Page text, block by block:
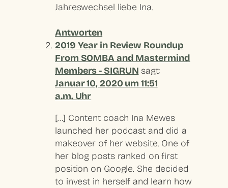
Jahreswechsel liebe Ina.
Antworten
2019 Year in Review Roundup
From SOMBA and Mastermind
Members - SIGRUN sagt:
Januar 10, 2020 um 11:51
a.m. Uhr
[…] Content coach Ina Mewes
launched her podcast and did a
makeover of her website. One of
her blog posts ranked on first
position on Google. She decided
to invest in herself and learn how